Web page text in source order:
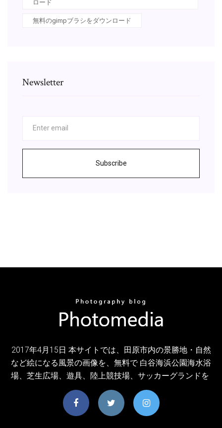
ロード
無料のgimpブラシをダウンロード
Newsletter
Subscribe
2017年4月15日 本サイトでは、田原市内の景勝地・自然
など絵になる風景の画像を、無料で 白谷海浜公園海水浴
場、芝生広場、遊具、陸上競技場、サッカーグランドを